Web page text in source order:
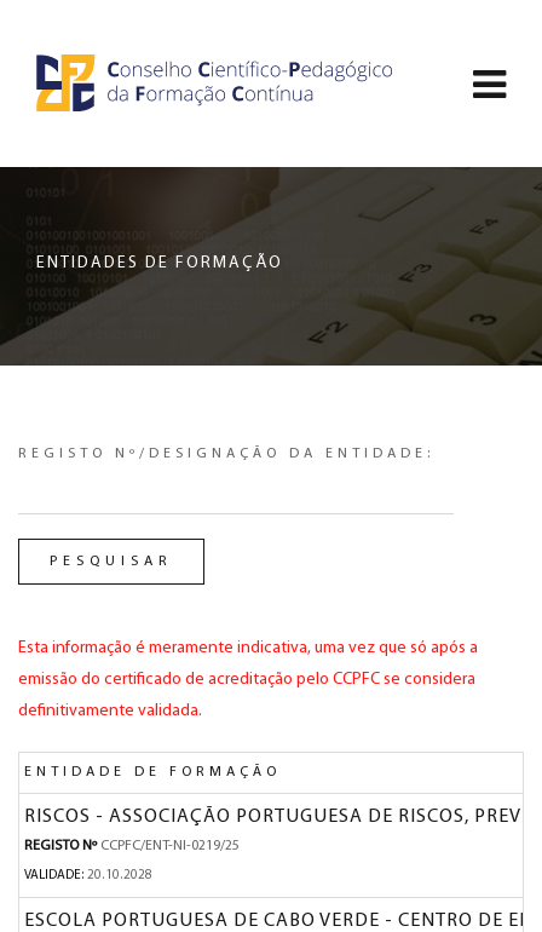
conteúdo
da
-
CONSELHO
CIENTÍFICO-
PEDAGÓGICO
DA
de
ENTIDADES DE FORMAÇÃO
REGISTO Nº/DESIGNAÇÃO DA ENTIDADE:
PESQUISAR
Esta informação é meramente indicativa, uma vez que só após a
emissão do certificado de acreditação pelo CCPFC se considera
definitivamente validada.
ENTIDADE DE FORMAÇÃO
RISCOS - ASSOCIAÇÃO PORTUGUESA DE RISCOS,
REGISTO NºCCPFC/ENT-NI-0219/25
VALIDADE: 20.10.2028
ESCOLA PORTUGUESA DE CABO VERDE - CENTRO DE